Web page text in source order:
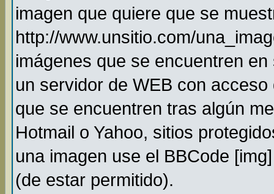
imagen que quiere que se
http://www.unsitio.com/
imágenes que se encuentren
un servidor de WEB con
que se encuentren tras algún
Hotmail o Yahoo, sitios
una imagen use el BBCode
(de estar permitido).